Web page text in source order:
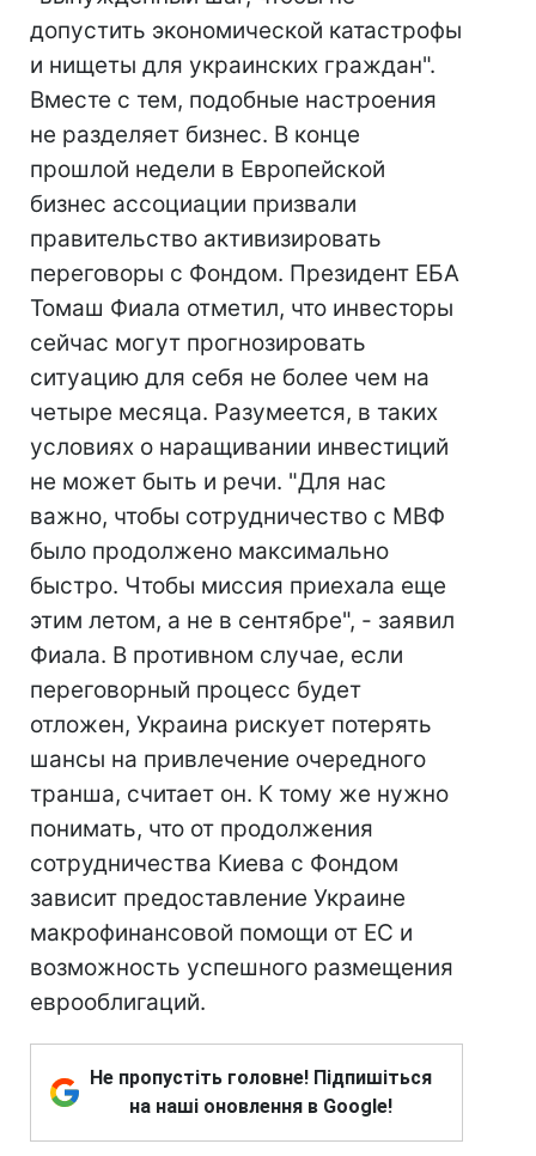
допустить экономической катастрофы
и нищеты для украинских граждан".
Вместе с тем, подобные настроения
не разделяет бизнес. В конце
прошлой недели в Европейской
бизнес ассоциации призвали
правительство активизировать
переговоры с Фондом. Президент ЕБА
Томаш Фиала отметил, что инвесторы
сейчас могут прогнозировать
ситуацию для себя не более чем на
четыре месяца. Разумеется, в таких
условиях о наращивании инвестиций
не может быть и речи. "Для нас
важно, чтобы сотрудничество с МВФ
было продолжено максимально
быстро. Чтобы миссия приехала еще
этим летом, а не в сентябре", - заявил
Фиала. В противном случае, если
переговорный процесс будет
отложен, Украина рискует потерять
шансы на привлечение очередного
транша, считает он. К тому же нужно
понимать, что от продолжения
сотрудничества Киева с Фондом
зависит предоставление Украине
макрофинансовой помощи от ЕС и
возможность успешного размещения
еврооблигаций.
Не пропустіть головне! Підпишіться
на наші оновлення в Google!